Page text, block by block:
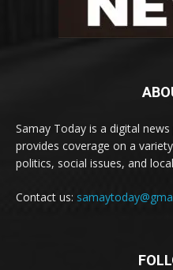
Samay Today is a digital
provides coverage on a
politics, social issues, and
Contact us: